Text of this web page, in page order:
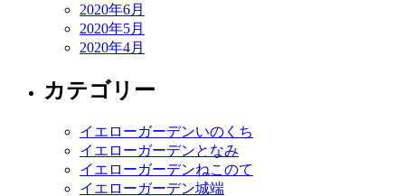
2020年6月
2020年5月
2020年4月
カテゴリー
イエローガーデンいのくち
イエローガーデンとなみ
イエローガーデンねこのて
イエローガーデン城端